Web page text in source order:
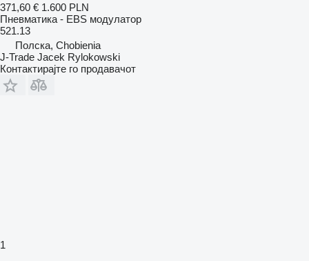
371,60 € 1.600 PLN
Пневматика - EBS модулатор
521.13
Полска, Chobienia
J-Trade Jacek Rylokowski
Контактирајте го продавачот
1